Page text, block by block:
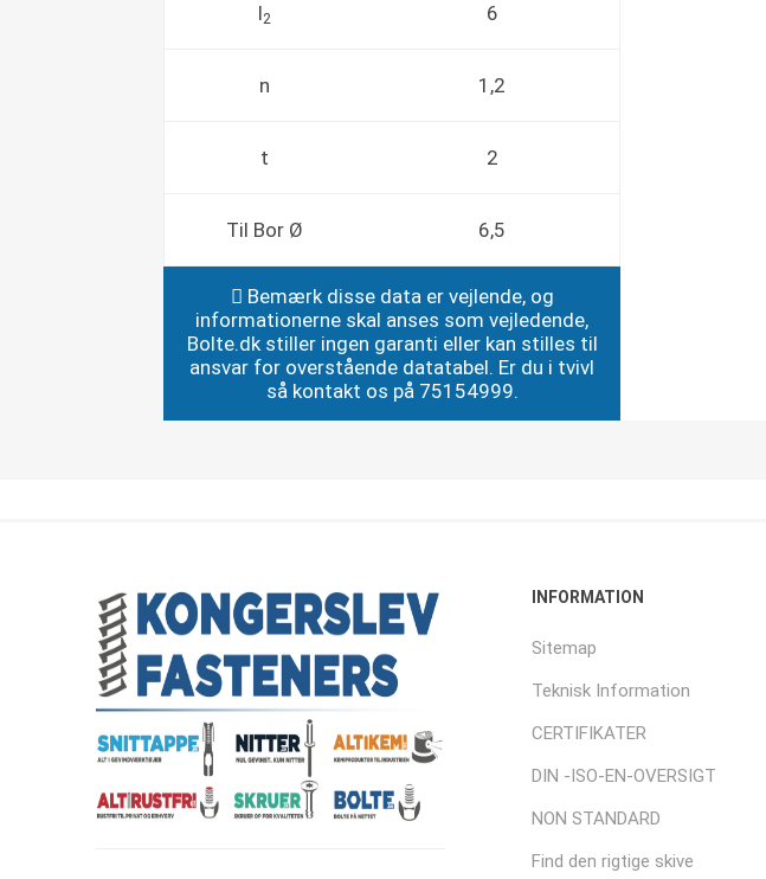
l2 6
n 1,2
t 2
Til Bor Ø 6,5
Bemærk disse data er vejlende, og
informationerne skal anses som vejledende,
Bolte.dk stiller ingen garanti eller kan stilles til
ansvar for overstående datatabel. Er du i tvivl
så kontakt os på 75154999.
INFORMATION
Sitemap
Teknisk Information
CERTIFIKATER
DIN -ISO-EN-OVERSIGT
NON STANDARD
Find den rigtige skive